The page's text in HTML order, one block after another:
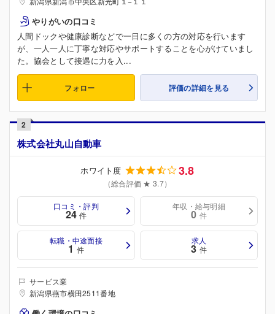
やりがいの口コミ
人間ドックや健康診断などで一日に多くの方の対応を行います
が、一人一人に丁寧な対応やサポートすることを心がけていまし
た。協会として接遇に力を入...
フォロー 評価の詳細を見る
2
株式会社丸山自動車
ホワイト度 3.8
（総合評価 ★ 3.7）
口コミ・評判
24 件
年収・給与明細
0 件
転職・中途面接
1 件
求人
3 件
サービス業
新潟県燕市横田2511番地